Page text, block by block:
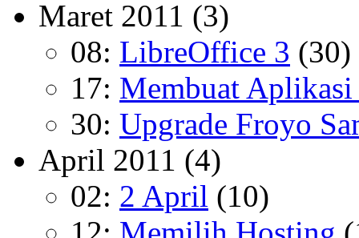
Maret 2011 (3)
08: LibreOffice 3 (30)
17: Membuat
30: Upgrade Froyo
April 2011 (4)
02: 2 April (10)